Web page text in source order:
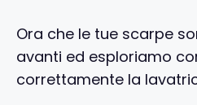
Ora che le tue scarpe
avanti ed esploriamo
correttamente la